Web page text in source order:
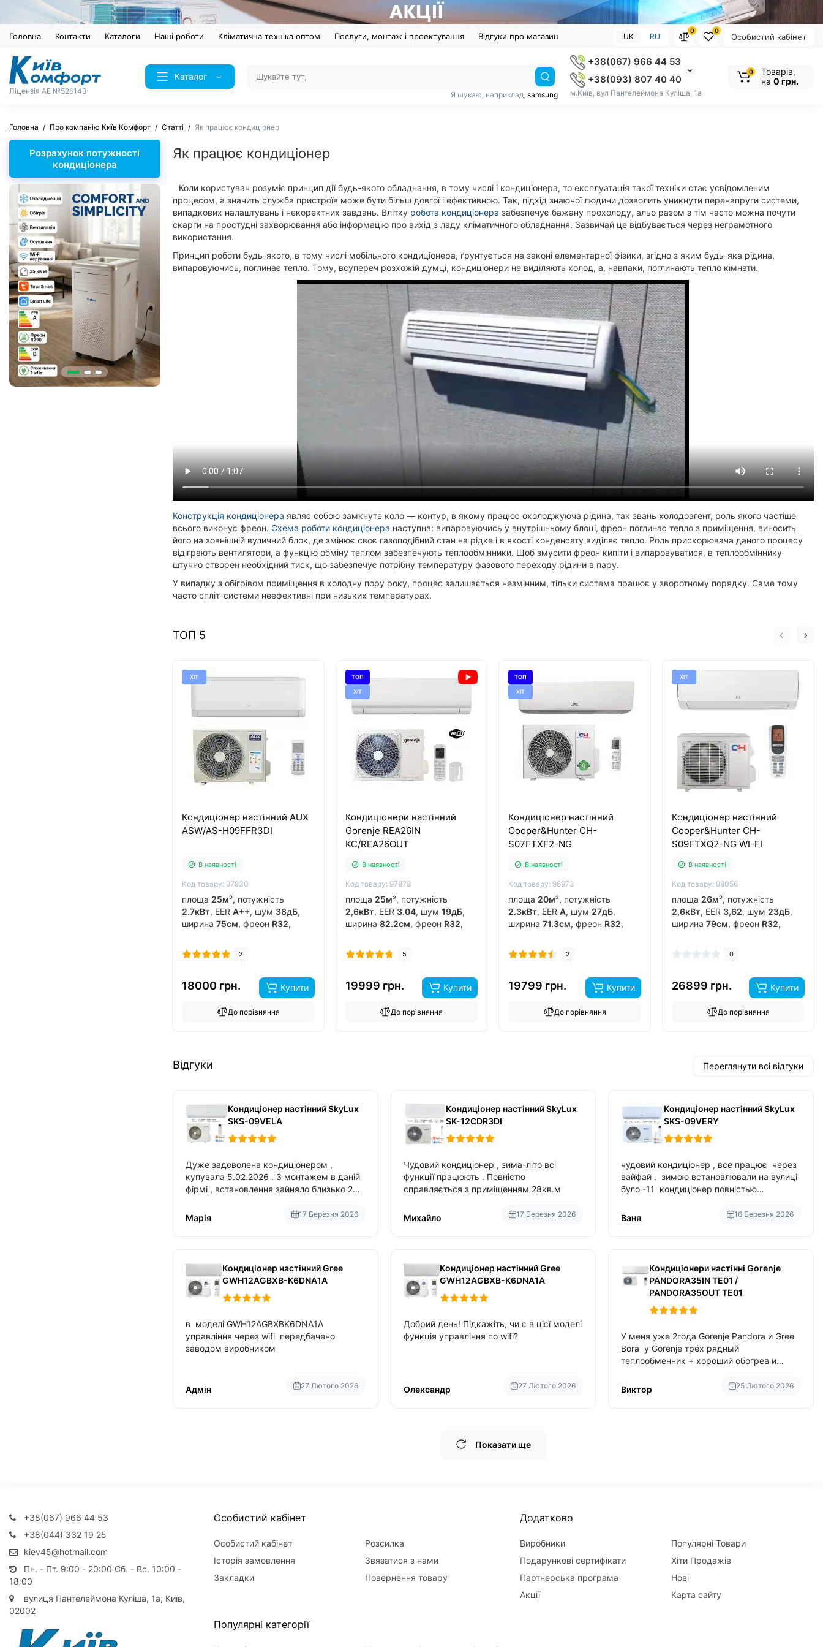
Головна Контакти Каталоги Наші роботи Кліматична техніка оптом Послуги, монтаж і проектування Відгуки про магазин Особистий кабінет
0
0
UK RU
Ліцензія AE №526143
Каталог
+38(067) 966 44 53
+38(093) 807 40 40
м.Київ, вул Пантелеймона Куліша, 1а
Я шукаю, наприклад, samsung
0
Товарів,
на 0 грн.
Головна Про компанію Київ Комфорт Статті Як працює кондиціонер
Розрахунок потужності
кондиціонера
Як працює кондиціонер
Коли користувач розуміє принцип дії будь-якого обладнання, в тому числі і кондиціонера, то експлуатація такої техніки стає усвідомленим
процесом, а значить служба пристроїв може бути більш довгої і ефективною. Так, підхід знаючої людини дозволить уникнути перенапруги системи,
випадкових налаштувань і некоректних завдань. Влітку робота кондиціонера забезпечує бажану прохолоду, альо разом з тім часто можна почути
скарги на простудні захворювання або інформацію про вихід з ладу кліматичного обладнання. Зазвичай це відбувається через неграмотного
використання.
Принцип роботи будь-якого, в тому числі мобільного кондиціонера, ґрунтується на законі елементарної фізики, згідно з яким будь-яка рідина,
випаровуючись, поглинає тепло. Тому, всупереч розхожій думці, кондиціонери не виділяють холод, а, навпаки, поглинають тепло кімнати.
Конструкція кондиціонера являє собою замкнуте коло — контур, в якому працює охолоджуюча рідина, так звань холодоагент, роль якого частіше
всього виконує фреон. Схема роботи кондиціонера наступна: випаровуючись у внутрішньому блоці, фреон поглинає тепло з приміщення, виносить
його на зовнішній вуличний блок, де змінює своє газоподібний стан на рідке і в якості конденсату виділяє тепло. Роль прискорювача даного процесу
відіграють вентилятори, а функцію обміну теплом забезпечують теплообмінники. Щоб змусити фреон кипіти і випаровуватися, в теплообміннику
штучно створен необхідний тиск, що забезпечує потрібну температуру фазового переходу рідини в пару.
У випадку з обігрівом приміщення в холодну пору року, процес залишається незмінним, тільки система працює у зворотному порядку. Саме тому
часто спліт-системи неефективні при низьких температурах.
ТОП 5
ХІТ
Кондиціонер настінний AUX
ASW/AS-H09FFR3DI
В наявності
Код товару: 97830
площа 25м², потужність
2.7кВт, EER A++, шум 38дБ,
ширина 75см, фреон R32,
обігрів до -15°C
2
18000 грн. Купити
До порівняння
ТОП
ХІТ
Кондиціонери настінний
Gorenje REA26IN
KC/REA26OUT
В наявності
Код товару: 97878
площа 25м², потужність
2,6кВт, EER 3.04, шум 19дБ,
ширина 82.2см, фреон R32,
обігрів до -20°C
5
19999 грн. Купити
До порівняння
ТОП
ХІТ
Кондиціонер настінний
Cooper&Hunter CH-
S07FTXF2-NG
В наявності
Код товару: 96973
площа 20м², потужність
2.3кВт, EERА, шум 27дБ,
ширина71.3см, фреон R32,
так, обігрів до
2
19799 грн. Купити
До порівняння
ХІТ
Кондиціонер настінний
Cooper&Hunter CH-
S09FTXQ2-NG WI-FI
В наявності
Код товару: 98056
площа 26м², потужність
2,6кВт, EER 3,62, шум 23дБ,
ширина79см, фреон R32,
0
26899 грн. Купити
До порівняння
Відгуки Переглянути всі відгуки
Кондиціонер настінний SkyLux
SKS-09VELA
Дуже задоволена кондиціонером ,
купувала 5.02.2026 . З монтажем в даній
фірмі , встановлення зайняло близько 2
вбудований в нього вайфай .
Марія 17 Березня 2026
Кондиціонер настінний SkyLux
SK-12CDR3DI
Чудовий кондиціонер , зима-літо всі
функції працюють . Повністю
справляється з приміщенням 28кв.м
Михайло 17 Березня 2026
Кондиціонер настінний SkyLux
SKS-09VERY
чудовий кондиціонер , все працює через
вайфай . зимою встановлювали на вулиці
було -11 кондиціонер повністью
споживання приблизно 200-500 ват після
Ваня 16 Березня 2026
Кондиціонер настінний Gree
GWH12AGBXB-K6DNA1A
в моделі GWH12AGBXBK6DNA1A
управління через wifi передбачено
заводом виробником
Адмін 27 Лютого 2026
Кондиціонер настінний Gree
GWH12AGBXB-K6DNA1A
Добрий день! Підкажіть, чи є в цієї моделі
функція управління по wifi?
Олександр 27 Лютого 2026
Кондиціонери настінні Gorenje
PANDORA35IN TE01 /
PANDORA35OUT TE01
У меня уже 2года Gorenje Pandora и Gree
Bora у Gorenje трёх рядный
теплообменник + хороший обогрев и
Gree Bora хотя у Bora больше понтов ну
сравнить как малолитражка с
Виктор 25 Лютого 2026
Показати ще
+38(067) 966 44 53
+38(044) 332 19 25
kiev45@hotmail.com
Пн. - Пт. 9:00 - 20:00 Сб. - Вс. 10:00 -
18:00
вулиця Пантелеймона Куліша, 1а, Київ,
02002
Особистий кабінет
Особистий кабінет
Історія замовлення
Закладки
Розсилка
Звязатися з нами
Повернення товару
Додатково
Виробники
Подарункові сертифікати
Партнерська програма
Акції
Популярні Товари
Хіти Продажів
Нові
Карта сайту
Популярні категорії